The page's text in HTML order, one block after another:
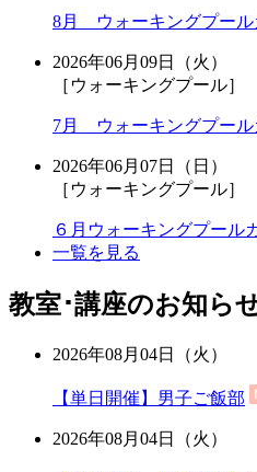
8月 ウォーキングプール
2026年06月09日（火）
［ウォーキングプール］
7月 ウォーキングプール
2026年06月07日（日）
［ウォーキングプール］
６月ウォーキングプール
一覧を見る
教室･講座のお知ら
2026年08月04日（火）
【単日開催】男子ご飯部
2026年08月04日（火）